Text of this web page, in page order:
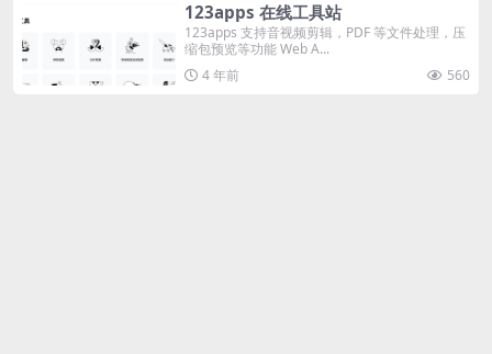
123apps 在线工具站
123apps 支持音视频剪辑，PDF 等文件处理，压
缩包预览等功能 Web A...
4 年前
560